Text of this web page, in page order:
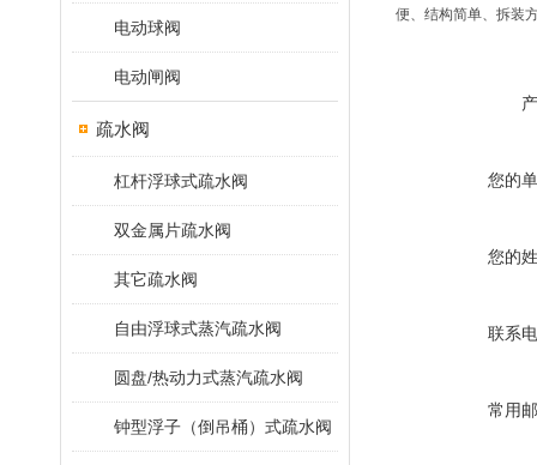
电动球阀
电动闸阀
疏水阀
杠杆浮球式疏水阀
双金属片疏水阀
其它疏水阀
自由浮球式蒸汽疏水阀
圆盘/热动力式蒸汽疏水阀
钟型浮子（倒吊桶）式疏水阀
便、结构简单、拆装
您的
您的
联系
常用